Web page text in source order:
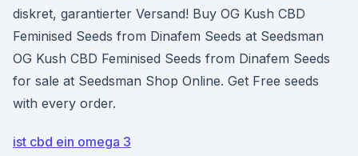
diskret, garantierter Versand! Buy OG Kush CBD
Feminised Seeds from Dinafem Seeds at Seedsman
OG Kush CBD Feminised Seeds from Dinafem Seeds
for sale at Seedsman Shop Online. Get Free seeds
with every order.
ist cbd ein omega 3